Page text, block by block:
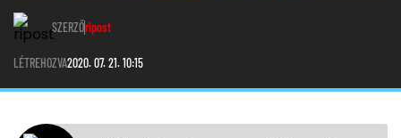
SZERZŐripost
LÉTREHOZVA2020. 07. 21. 10:15